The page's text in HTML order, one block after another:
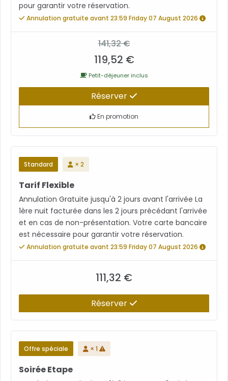
pour garantir votre réservation.
Annulation gratuite avant 23:59 Friday 07 August 2026
141,32 €
119,52 €
Petit-déjeuner inclus
Réserver
En promotion
Standard × 2
Tarif Flexible
Annulation Gratuite jusqu'à 2 jours avant l'arrivée La
1ère nuit facturée dans les 2 jours précédant l'arrivée
et en cas de non-présentation. Votre carte bancaire
est nécessaire pour garantir votre réservation.
Annulation gratuite avant 23:59 Friday 07 August 2026
111,32 €
Réserver
Offre spéciale × 1
Soirée Etape